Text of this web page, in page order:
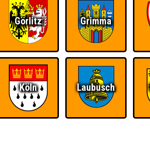
EVENTS
Quiznight #116
Görlitz Grimma
Köln Laubusch